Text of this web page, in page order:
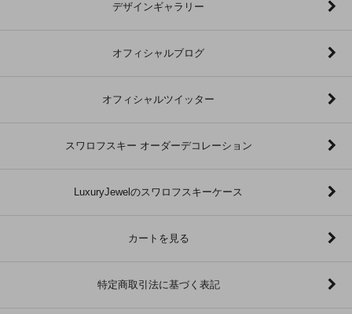
デザインギャラリー
オフィシャルブログ
オフィシャルツイッター
スワロフスキー オーダーデコレーション
LuxuryJewelのスワロフスキーケース
カートを見る
特定商取引法に基づく表記